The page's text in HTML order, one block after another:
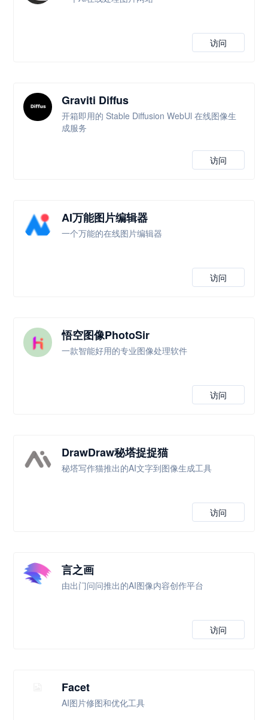
访问
Graviti Diffus
开箱即用的 Stable Diffusion WebUl 在线图像生
成服务
访问
AI万能图片编辑器
一个万能的在线图片编辑器
访问
悟空图像PhotoSir
一款智能好用的专业图像处理软件
访问
DrawDraw秘塔捉捉猫
秘塔写作猫推出的AI文字到图像生成工具
访问
言之画
由出门问问推出的AI图像内容创作平台
访问
Facet
AI图片修图和优化工具